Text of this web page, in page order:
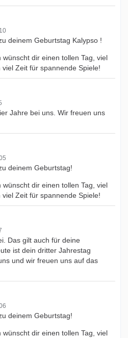
deinem Geburtstag Kalypso !
wünscht dir einen tollen Tag, viel
Zeit für spannende Spiele!
Jahre bei uns. Wir freuen uns
deinem Geburtstag!
wünscht dir einen tollen Tag, viel
Zeit für spannende Spiele!
Das gilt auch für deine
ist dein dritter Jahrestag
und wir freuen uns auf das
deinem Geburtstag!
wünscht dir einen tollen Tag, viel